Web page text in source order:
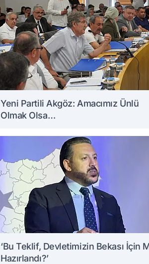
Yeni Partili Akgöz: Amacımız Ünlü
Olmak Olsa…
‘Bu Teklif, Devletimizin Bekası İçin
Hazırlandı?’